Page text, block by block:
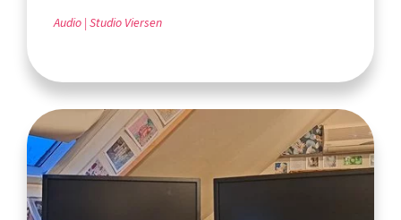
Audio Studio Viersen